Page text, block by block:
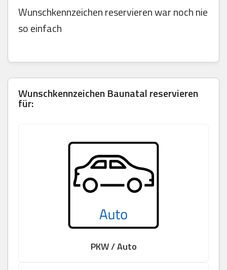
Wunschkennzeichen reservieren war noch nie
so einfach
WunschkennzeichenBaunatalreservieren
für:
PKW / Auto